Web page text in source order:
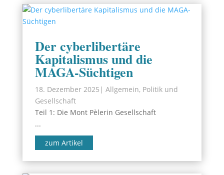
Der cyberlibertäre
Kapitalismus und die
MAGA-Süchtigen
18. Dezember 2025 | Allgemein, Politik und
Gesellschaft
Teil 1: Die Mont Pèlerin Gesellschaft
...
zum Artikel